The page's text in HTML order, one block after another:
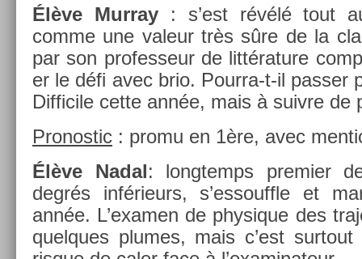
Élève Mur­ray : s’est révélé tout
comme une valeur très sûre de la
par son pro­fes­seur de lit­téra­ture
er le défi avec brio. Pourra-t-il pass­er
Dif­ficile cette année, mais à suiv­re de
Pro­nos­tic : promu en 1ère, avec
Élève Nadal: longtemps pre­mi­er
degrés in­férieurs, s’es­souffle et
année. L’exam­en de physique des
quel­ques plumes, mais c’est sur­tout